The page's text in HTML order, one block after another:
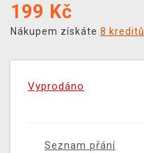
199 Kč
Nákupem získáte 8 kreditů
Vyprodáno
Seznam přání